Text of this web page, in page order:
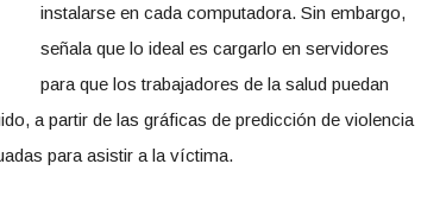
instalarse en cada computadora. Sin embargo,
señala que lo ideal es cargarlo en servidores
para que los trabajadores de la salud puedan
a partir de las gráficas de predicción de violencia
para asistir a la víctima.